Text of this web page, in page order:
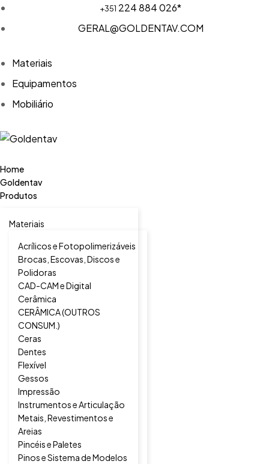
+351 224 884 026*
GERAL@GOLDENTAV.COM
Materiais
Equipamentos
Mobiliário
Home
Goldentav
Produtos
Materiais
Acrílicos e Fotopolimerizáveis
Brocas, Escovas, Discos e
Polidoras
CAD-CAM e Digital
Cerâmica
CERÂMICA (OUTROS
CONSUM.)
Ceras
Dentes
Flexível
Gessos
Impressão
Instrumentos e Articulação
Metais, Revestimentos e
Areias
Pincéis e Paletes
Pinos e Sistema de Modelos